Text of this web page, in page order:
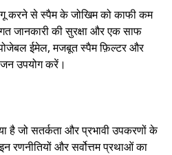
करने से स्पैम के जोखिम को काफी कम
जानकारी की सुरक्षा और एक साफ
ईमेल, मजबूत स्पैम फ़िल्टर और
उपयोग करें।
है जो सतर्कता और प्रभावी उपकरणों के
रणनीतियों और सर्वोत्तम प्रथाओं का